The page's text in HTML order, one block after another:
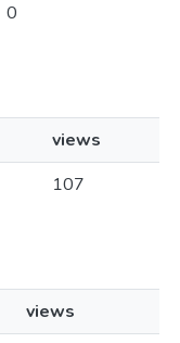
0
views
107
views